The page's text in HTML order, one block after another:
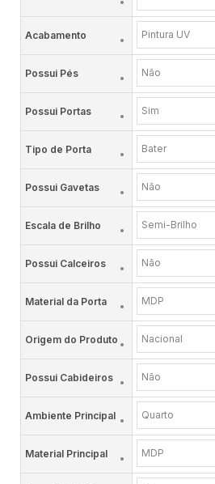
Acabamento Pintura UV
Possui Pés Não
Possui Portas Sim
Tipo de Porta Bater
Possui Gavetas Não
Escala de Brilho Semi-Brilho
Possui Calceiros Não
Material da Porta MDP
Origem do Produto Nacional
Possui Cabideiros Não
Ambiente Principal Quarto
Material Principal MDP